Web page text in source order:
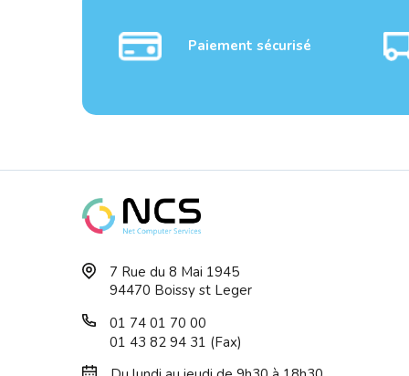
ROUTER TP LINK MR6400
Routeur WiFi N ...
Paiement sécurisé
7 Rue du 8 Mai 1945
94470 Boissy st Leger
01 74 01 70 00
01 43 82 94 31 (Fax)